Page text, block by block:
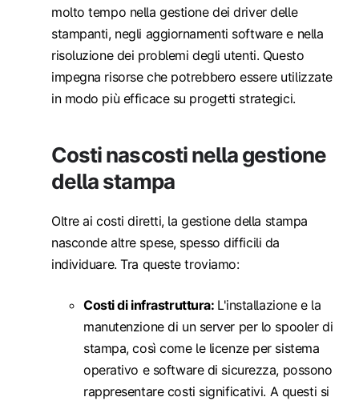
molto tempo nella gestione dei driver delle
stampanti, negli aggiornamenti software e nella
risoluzione dei problemi degli utenti. Questo
impegna risorse che potrebbero essere utilizzate
in modo più efficace su progetti strategici.
Costi nascosti nella gestione
della stampa
Oltre ai costi diretti, la gestione della stampa
nasconde altre spese, spesso difficili da
individuare. Tra queste troviamo:
Costi di infrastruttura: L'installazione e la
manutenzione di un server per lo spooler di
stampa, così come le licenze per sistema
operativo e software di sicurezza, possono
rappresentare costi significativi. A questi si